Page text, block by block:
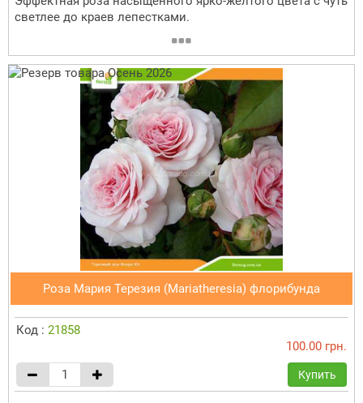
светлее до краев лепестками.
Роза Мария Терезия (Mariatheresia) флорибунда
Код : 21858
100.00 грн.
Купить